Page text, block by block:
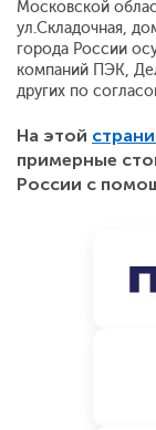
Московской
ул.Складочная,
города России
компаний ПЭК,
других по
На этой
примерные
России с